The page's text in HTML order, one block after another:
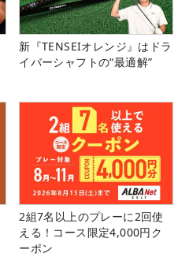
新『TENSEIオレンジ』はドラ
イバーシャフトの“最適解”
2組7名以上のプレーに2回使
える！コース限定4,000円ク
ーポン